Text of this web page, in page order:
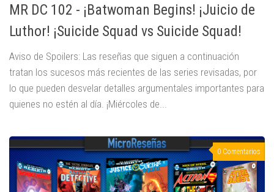
MR DC 102 - ¡Batwoman Begins! ¡Juicio de
Luthor! ¡Suicide Squad vs Suicide Squad!
Aviso de Spoilers: Las reseñas que siguen a continuación
tratan los sucesos más recientes de las series revisadas, por
lo que pueden desvelar detalles argumentales importantes para
quienes no estén al día. ¡Miércoles de...
0 Comentarios